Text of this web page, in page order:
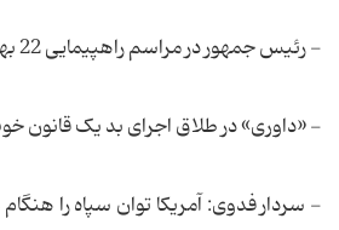
- رئیس جمهور در مراسم راهپیمایی 22 بهمن سخنرانی می کند
- «داوری» در طلاق اجرای بد یک قانون
- سردار فدوی: آمریکا توان سپاه را